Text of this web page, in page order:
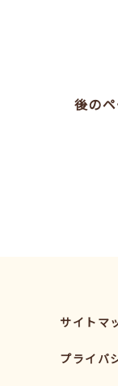
後の
サイトマ
プライバ